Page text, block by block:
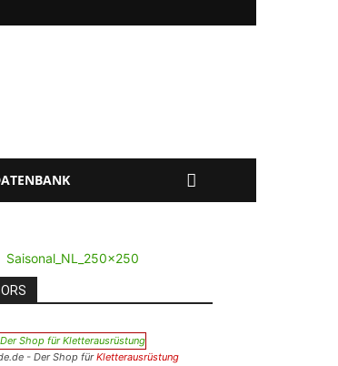
- Der Shop fürKletterausrüstung